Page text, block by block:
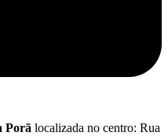
Porã localizada no centro: Rua